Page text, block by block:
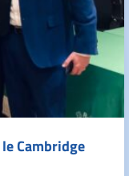
Cambridge